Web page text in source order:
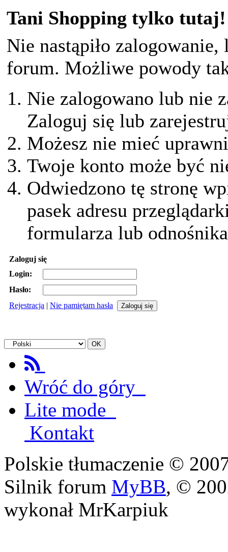
Tani Shopping tylko tutaj!
Nie nastąpiło
forum. Możliwe powody
Nie zalogowano lub nie
Zaloguj się lub
Możesz nie mieć
Twoje konto może być
Odwiedzono tę stronę
pasek adresu
formularza lub
Zaloguj się
Login:
Hasło:
Rejestracja | Nie pamiętam hasła
Wróć do góry
Lite mode
Kontakt
Polskie tłumaczenie ©
Silnik forum MyBB, ©
wykonał MrKarpiuk